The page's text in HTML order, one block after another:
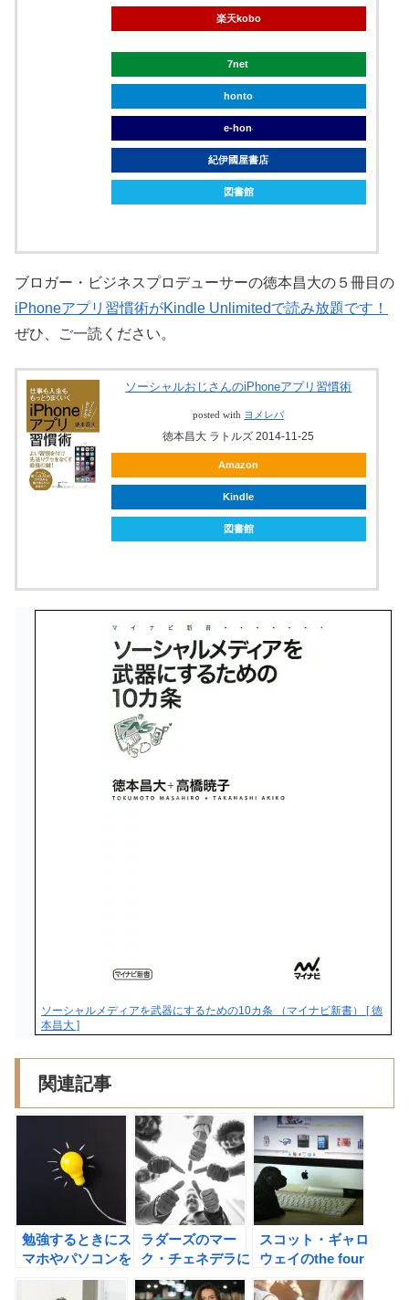
楽天kobo
7net
honto
e-hon
紀伊國屋書店
図書館
ブロガー・ビジネスプロデューサーの徳本昌大の５冊目の
iPhoneアプリ習慣術がKindle Unlimitedで読み放題です！
ぜひ、ご一読ください。
ソーシャルおじさんのiPhoneアプリ習慣術
posted with ヨメレバ
徳本昌大 ラトルズ 2014-11-25
Amazon
Kindle
図書館
ソーシャルメディアを武器にするための10カ条 （マイナビ新書） [ 徳
本昌大 ]
関連記事
勉強するときにス
マホやパソコンを
遠ざけたほうがよ
ラダーズのマー
ク・チェネデラに
スタートアップ成
スコット・ギャロ
ウェイのthe four
GAFA 四騎士が創